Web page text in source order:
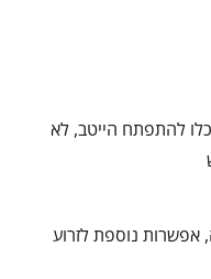
להתפתח הייטב, לא
אפשרות נוספת לזרוע